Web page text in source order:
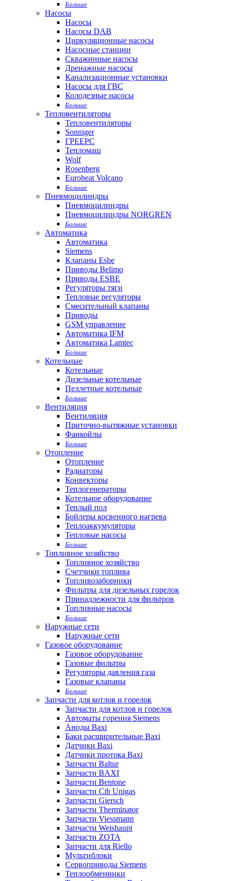
Больше
Насосы
Насосы
Насосы DAB
Циркуляционные насосы
Насосные станции
Скважинные насосы
Дренажные насосы
Канализационные установки
Насосы для ГВС
Колодезные насосы
Больше
Тепловентиляторы
Тепловентиляторы
Sonniger
ГРЕЕРС
Тепломаш
Wolf
Rosenberg
Euroheat Volcano
Больше
Пневмоцилиндры
Пневмоцилиндры
Пневмоцилиндры NORGREN
Больше
Автоматика
Автоматика
Siemens
Клапаны Esbe
Приводы Belimo
Приводы ESBE
Регуляторы тяги
Тепловые регуляторы
Cмесительный клапаны
Приводы
GSM управление
Автоматика IFM
Автоматика Lamtec
Больше
Котельные
Котельные
Дизельные котельные
Пеллетные котельные
Больше
Вентиляция
Вентиляция
Приточно-вытяжные установки
Фанкойлы
Больше
Отопление
Отопление
Радиаторы
Конвекторы
Теплогенераторы
Котельное оборудование
Теплый пол
Бойлеры косвенного нагрева
Теплоаккумуляторы
Тепловые насосы
Больше
Топливное хозяйство
Топливное хозяйство
Счетчики топлива
Топливозаборники
Фильтры для дизельных горелок
Принадлежности для фильтров
Топливные насосы
Больше
Наружные сети
Наружные сети
Газовое оборудование
Газовое оборудование
Газовые фильтры
Регуляторы давления газа
Газовые клапаны
Больше
Запчасти для котлов и горелок
Запчасти для котлов и горелок
Автоматы горения Siemens
Аноды Baxi
Баки расширительные Baxi
Датчики Baxi
Датчики протока Baxi
Запчасти Baltur
Запчасти BAXI
Запчасти Bentone
Запчасти Cib Unigas
Запчасти Giersch
Запчасти Therminator
Запчасти Viessmann
Запчасти Weishaupt
Запчасти ZOTA
Запчасти для Riello
Мультиблоки
Сервоприводы Siemens
Теплообменники